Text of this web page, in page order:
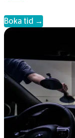
Boka tid →